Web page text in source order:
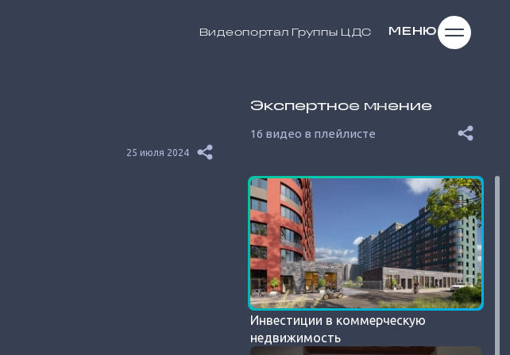
Видеопортал Группы ЦДС МЕНЮ
25 июля 2024
Экспертное мнение
16 видео в плейлисте
Инвестиции в коммерческую
недвижимость